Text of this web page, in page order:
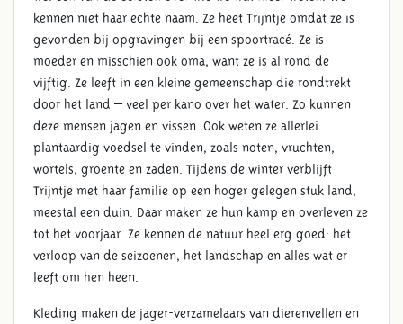
kennen niet haar echte naam. Ze heet Trijntje omdat ze is
gevonden bij opgravingen bij een spoortracé. Ze is
moeder en misschien ook oma, want ze is al rond de
vijftig. Ze leeft in een kleine gemeenschap die rondtrekt
door het land – veel per kano over het water. Zo kunnen
deze mensen jagen en vissen. Ook weten ze allerlei
plantaardig voedsel te vinden, zoals noten, vruchten,
wortels, groente en zaden. Tijdens de winter verblijft
Trijntje met haar familie op een hoger gelegen stuk land,
meestal een duin. Daar maken ze hun kamp en overleven ze
tot het voorjaar. Ze kennen de natuur heel erg goed: het
verloop van de seizoenen, het landschap en alles wat er
leeft om hen heen.
Kleding maken de jager-verzamelaars van dierenvellen en